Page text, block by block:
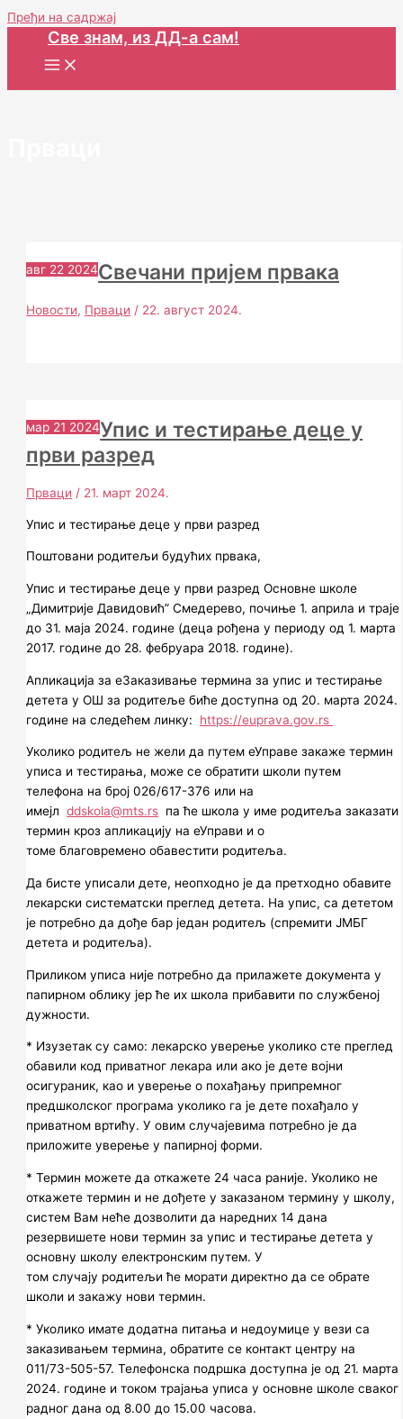
Пређи на садржај
Све знам, из ДД-а сам!
авг 22 2024Свечани пријем првака
Новости, Прваци / 22. август 2024.
мар 21 2024Упис и тестирање деце у
први разред
Прваци / 21. март 2024.
Упис и тестирање деце у први разред
Поштовани родитељи будућих првака,
Упис и тестирање деце у први разред Основне школе
„Димитрије Давидовић” Смедерево, почиње 1. aприла и траје
до 31. маја 2024. године (деца рођена у периоду од 1. марта
2017. године до 28. фебруара 2018. године).
Апликација за еЗаказивање термина за упис и тестирање
детета у ОШ за родитеље биће доступна од 20. марта 2024.
године на следећем линку: https://euprava.gov.rs
Уколико родитељ не жели да путем еУправе закаже термин
уписа и тестирања, може се обратити школи путем
телефона на број 026/617-376 или на
имејлddskola@mts.rs па ће школа у име родитеља заказати
термин кроз апликацију на еУправи и о
томе благовремено обавестити родитеља.
Да бисте уписали дете, неопходно је да претходно обавите
лекарски систематски преглед детета. На упис, са дететом
је потребно да дође бар један родитељ (спремити ЈМБГ
детета и родитеља).
Приликом уписа није потребно да прилажете документа у
папирном облику јер ће их школа прибавити по службеној
дужности.
* Изузетак су само: лекарско уверење уколико сте преглед
обавили код приватног лекара или ако је дете војни
осигураник, као и уверење о похађању припремног
предшколског програма уколико га је дете похађало у
приватном вртићу. У овим случајевима потребно је да
приложите уверење у папирној форми.
* Термин можете да откажете 24 часа раније. Уколико не
откажете термин и не дођете у заказаном термину у школу,
систем Вам неће дозволити да наредних 14 дана
резервишете нови термин за упис и тестирање детета у
основну школу електронским путем. У
том случају родитељи ће морати директно да се обрате
школи и закажу нови термин.
* Уколико имате додатна питања и недоумице у вези са
заказивањем термина, обратите се контакт центру на
011/73-505-57. Телефонска подршка доступна је од 21. марта
2024. године и током трајања уписа у основне школе сваког
радног дана од 8.00 до 15.00 часова.